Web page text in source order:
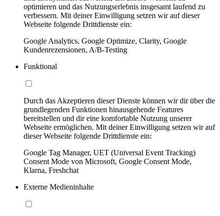
optimieren und das Nutzungserlebnis insgesamt laufend zu
verbessern. Mit deiner Einwilligung setzen wir auf dieser
Webseite folgende Drittdienste ein:
Google Analytics, Google Optimize, Clarity, Google
Kundenrezensionen, A/B-Testing
Funktional
Durch das Akzeptieren dieser Dienste können wir dir über die
grundlegenden Funktionen hinausgehende Features
bereitstellen und dir eine komfortable Nutzung unserer
Webseite ermöglichen. Mit deiner Einwilligung setzen wir auf
dieser Webseite folgende Drittdienste ein:
Google Tag Manager, UET (Universal Event Tracking)
Consent Mode von Microsoft, Google Consent Mode,
Klarna, Freshchat
Externe Medieninhalte